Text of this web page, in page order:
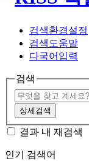
검색환경설정
검색도움말
다국어입력
검색
상세검색
결과 내 재검색
인기 검색어